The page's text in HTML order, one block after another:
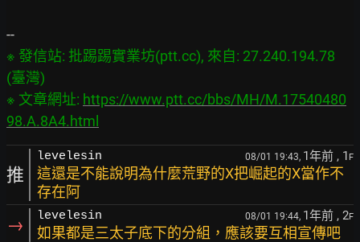
※ 發信站: 批踢踢實業坊(ptt.cc), 來自: 27.240.194.78
(臺灣)
※ 文章網址: https://www.ptt.cc/bbs/MH/M.17540480
98.A.8A4.html
推
levelesin 08/01 19:43, 1年前 , 1 F
這還是不能說明為什麼荒野的X把崛起的X當作不
存在阿
→ levelesin 08/01 19:44, 1年前 , 2F
如果都是三太子底下的分組，應該要互相宣傳吧